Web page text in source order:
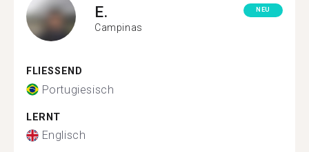
E.
Campinas
NEU
FLIESSEND
Portugiesisch
LERNT
Englisch